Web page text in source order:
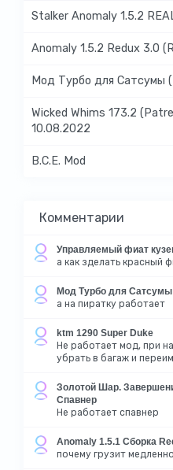
Stalker Anomaly 1.5.2
Anomaly 1.5.2 Redux 3.0
Мод Турбо для Сатсумы
Wicked Whims 173.2
10.08.2022
B.C.E. Mod
Комментарии
Управляемый фиат
а как зделать красный
Мод Турбо для Сатсумы
а на пиратку работает
ktm 1290 Super Duke
Не работает мод, при
убрать в багаж и
Золотой Шар.
Спавнер
Не работает спавнер
Anomaly 1.5.1 Сборка
почему грузит